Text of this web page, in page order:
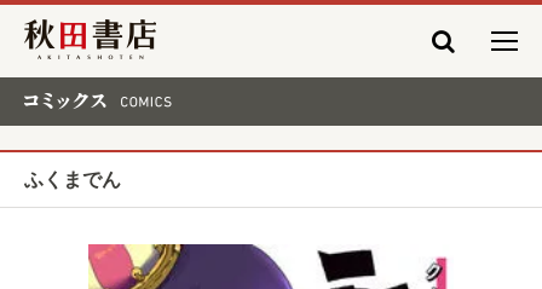
秋田書店
ふくまでん